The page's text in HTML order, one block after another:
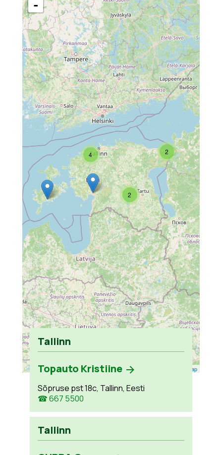
2
2
4
-
Leaflet OpenStreetMap
Tallinn
Topauto Kristiine
Sõpruse pst 18c, Tallinn, Eesti
☎ 667 5500
Tallinn